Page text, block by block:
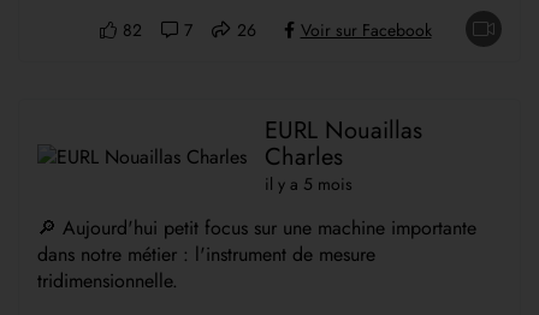
82 7 26 Voir sur Facebook
EURL Nouaillas
Charles
il y a 5 mois
🔎 Aujourd'hui petit focus sur une machine importante
dans notre métier : l'instrument de mesure
tridimensionnelle.